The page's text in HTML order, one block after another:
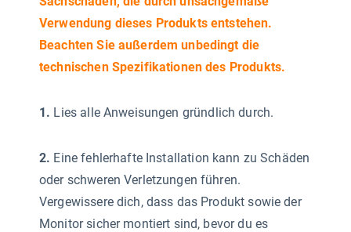
Verwendung dieses Produkts entstehen.
Beachten Sie außerdem unbedingt die
technischen Spezifikationen des Produkts.
1. Lies alle Anweisungen gründlich durch.
2. Eine fehlerhafte Installation kann zu Schäden
oder schweren Verletzungen führen.
Vergewissere dich, dass das Produkt sowie der
Monitor sicher montiert sind, bevor du es